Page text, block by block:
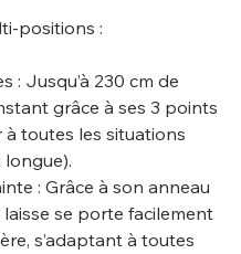
positions :
: Jusqu’à 230 cm de
grâce à ses 3 points
à toutes les situations
longue).
: Grâce à son anneau
se porte facilement
s’adaptant à toutes